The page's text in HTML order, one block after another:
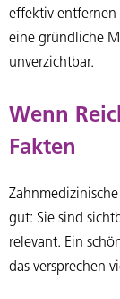
effektiv entfernen
eine gründliche
unverzichtbar.
Wenn
Fakten
gut: Sie sind
relevant. Ein
das versprechen